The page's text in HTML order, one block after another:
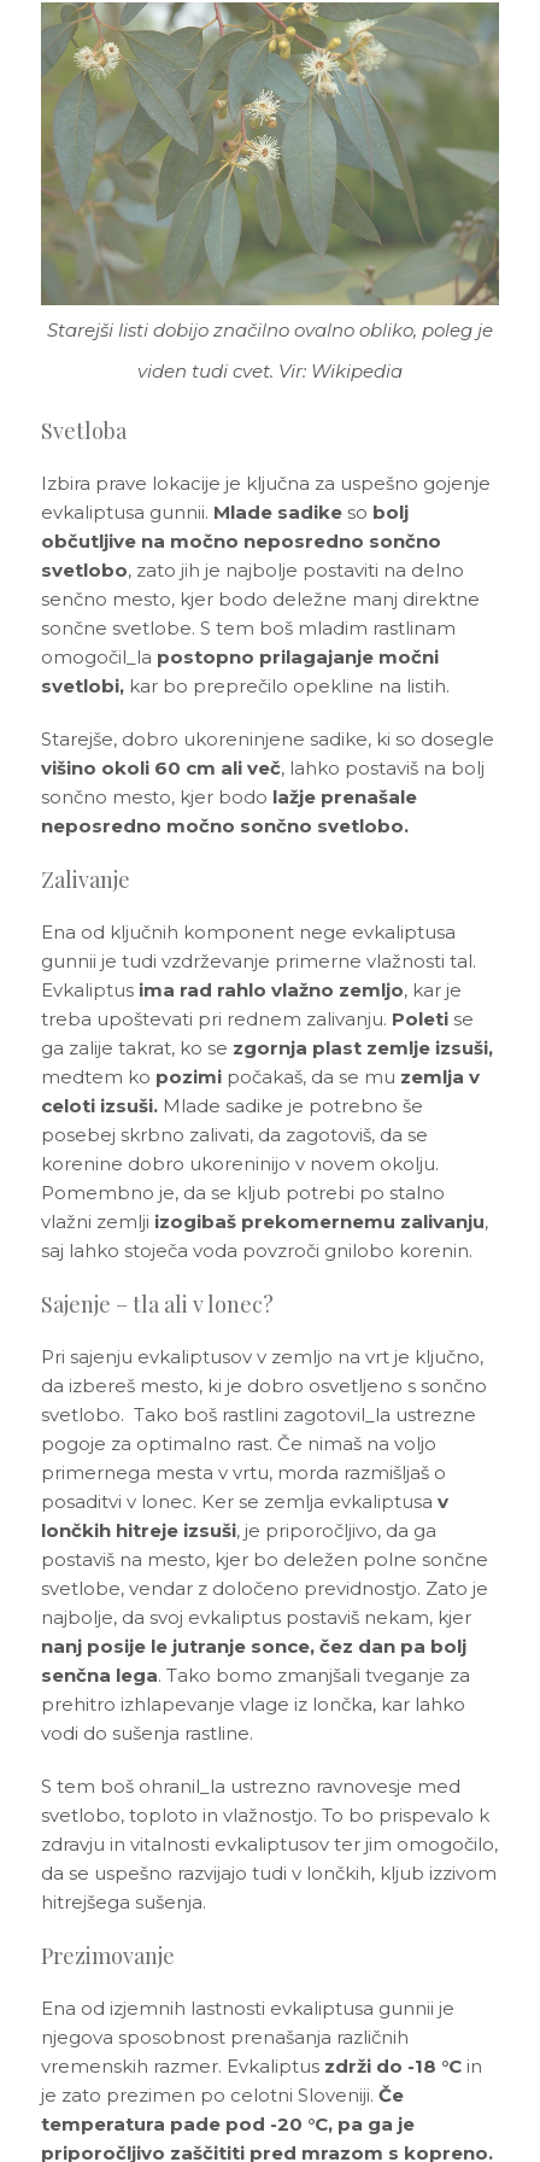
Starejši listi dobijo značilno ovalno obliko, poleg je
viden tudi cvet. Vir: Wikipedia
Svetloba
Izbira prave lokacije je ključna za uspešno gojenje
evkaliptusa gunnii. Mlade sadikeso bolj
občutljive na močno neposredno sončno
svetlobo, zato jih je najbolje postaviti na delno
senčno mesto, kjer bodo deležne manj direktne
sončne svetlobe. S tem boš mladim rastlinam
omogočil_la postopno prilagajanje močni
svetlobi,kar bo preprečilo opekline na listih.
Starejše, dobro ukoreninjene sadike, ki so dosegle
višino okoli 60 cm ali več, lahko postaviš na bolj
sončno mesto, kjer bodo lažje prenašale
neposredno močno sončno svetlobo.
Zalivanje
Ena od ključnih komponent nege evkaliptusa
gunnii je tudi vzdrževanje primerne vlažnosti tal.
Evkaliptusima rad rahlo vlažno zemljo, kar je
treba upoštevati pri rednem zalivanju. Poletise
ga zalije takrat, ko se zgornja plast zemlje izsuši,
medtem ko pozimipočakaš, da se mu zemlja v
celoti izsuši. Mlade sadike je potrebno še
posebej skrbno zalivati, da zagotoviš, da se
korenine dobro ukoreninijo v novem okolju.
Pomembno je, da se kljub potrebi po stalno
vlažni zemlji izogibaš prekomernemu zalivanju,
saj lahko stoječa voda povzroči gnilobo korenin.
Sajenje – tla ali v lonec?
Pri sajenju evkaliptusov v zemljo na vrt je ključno,
da izbereš mesto, ki je dobro osvetljeno s sončno
svetlobo. Tako boš rastlini zagotovil_la ustrezne
pogoje za optimalno rast. Če nimaš na voljo
primernega mesta v vrtu, morda razmišljaš o
posaditvi v lonec. Ker se zemlja evkaliptusa v
lončkih hitreje izsuši, je priporočljivo, da ga
postaviš na mesto, kjer bo deležen polne sončne
svetlobe, vendar z določeno previdnostjo. Zato je
najbolje, da svoj evkaliptus postaviš nekam, kjer
nanj posije le jutranje sonce, čez dan pa bolj
senčna lega. Tako bomo zmanjšali tveganje za
prehitro izhlapevanje vlage iz lončka, kar lahko
vodi do sušenja rastline.
S tem boš ohranil_la ustrezno ravnovesje med
svetlobo, toploto in vlažnostjo. To bo prispevalo k
zdravju in vitalnosti evkaliptusov ter jim omogočilo,
da se uspešno razvijajo tudi v lončkih, kljub izzivom
hitrejšega sušenja.
Prezimovanje
Ena od izjemnih lastnosti evkaliptusa gunnii je
njegova sposobnost prenašanja različnih
vremenskih razmer. Evkaliptus zdrži do -18 °Cin
je zato prezimen po celotni Sloveniji. Če
temperatura pade pod -20 °C, pa ga je
priporočljivo zaščititi pred mrazom s kopreno.